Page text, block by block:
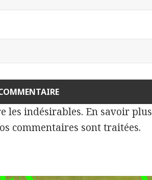
les indésirables. En savoir plus
commentaires sont traitées.